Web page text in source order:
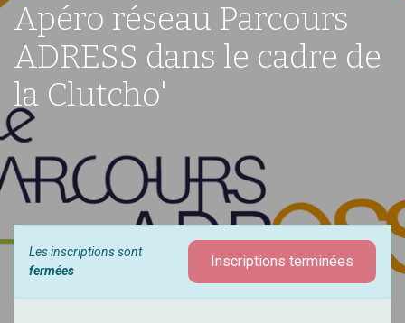
Apéro réseau Parcours
ADRESS dans le cadre de
la Clutcho'
Les inscriptions sont
fermées
Inscriptions terminées